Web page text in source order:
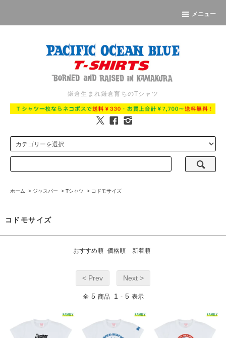
メニュー
鎌倉生まれ鎌倉育ちのTシャツ
ホーム > ジャスパー > Tシャツ > コドモサイズ
コドモサイズ
おすすめ順 価格順 新着順
< Prev Next >
全 5 商品 1 - 5 表示